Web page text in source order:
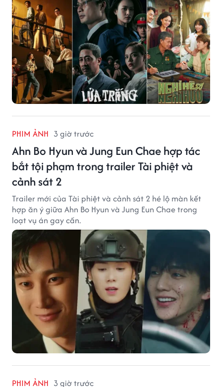
PHIM ẢNH 3 giờ trước
Ahn Bo Hyun và Jung Eun Chae hợp tác
bắt tội phạm trong trailer Tài phiệt và
cảnh sát 2
Trailer mới của Tài phiệt và cảnh sát 2 hé lộ màn kết
hợp ăn ý giữa Ahn Bo Hyun và Jung Eun Chae trong
loạt vụ án gay cấn.
PHIM ẢNH 3 giờ trước